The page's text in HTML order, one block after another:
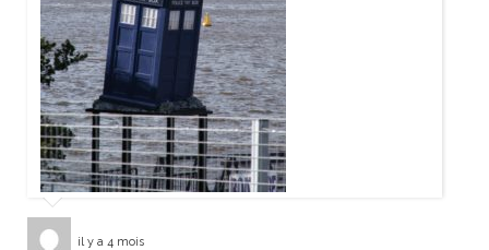
il y a 4 mois